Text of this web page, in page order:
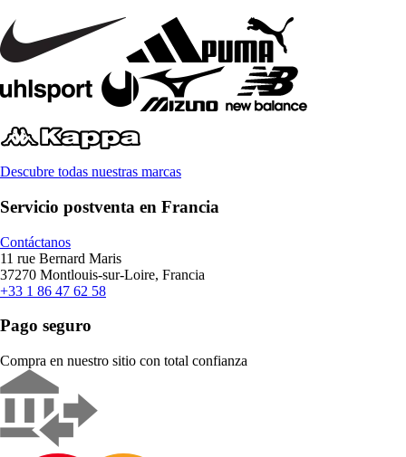
Descubre todas nuestras marcas
Servicio postventa en Francia
Contáctanos
11 rue Bernard Maris
37270 Montlouis-sur-Loire, Francia
+33 1 86 47 62 58
Pago seguro
Compra en nuestro sitio con total confianza